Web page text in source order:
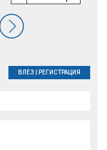
ВЛЕЗ РЕГИСТРАЦИЯ